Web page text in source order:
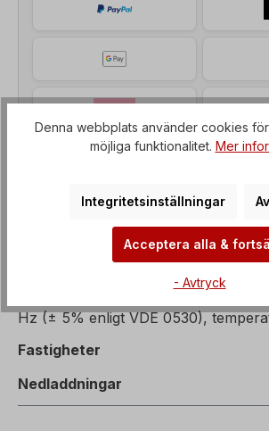
Bromsmotor, effekt=4 kW,
Hz (± 5% enligt VDE 0530),
Fastigheter
Nedladdningar
Denna webbplats använder cookies
möjliga funktionalitet. Mer
Integritetsinställningar
Acceptera alla &
- Avtryck